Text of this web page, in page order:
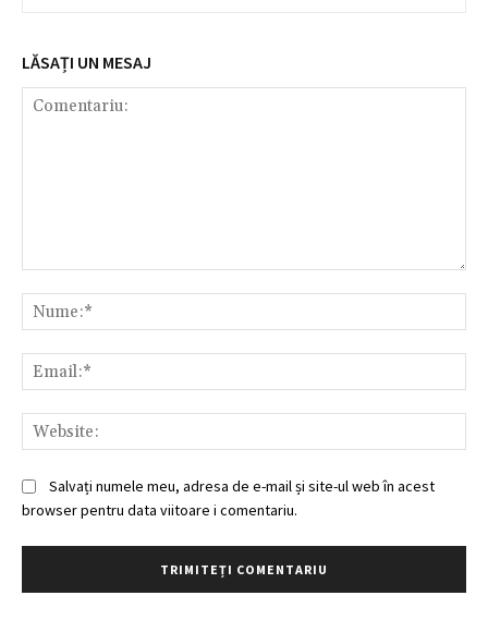
LĂSAȚI UN MESAJ
Salvați numele meu, adresa de e-mail și site-ul web în acest
browser pentru data viitoare i comentariu.